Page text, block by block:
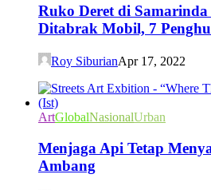
Ruko Deret di
Ditabrak Mobil, 7
Roy SiburianApr 17, 2022
ArtGlobalNasionalUrban
Menjaga Api Tetap
Ambang